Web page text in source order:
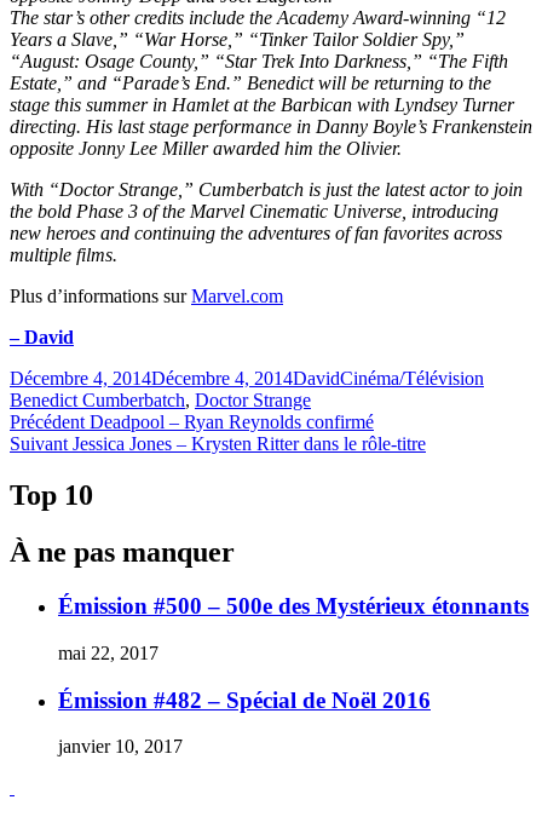
The star’s other credits include the Academy Award-winning “12
Years a Slave,” “War Horse,” “Tinker Tailor Soldier Spy,”
“August: Osage County,” “Star Trek Into Darkness,” “The Fifth
Estate,” and “Parade’s End.” Benedict will be returning to the
stage this summer in Hamlet at the Barbican with Lyndsey Turner
directing. His last stage performance in Danny Boyle’s Frankenstein
opposite Jonny Lee Miller awarded him the Olivier.
With “Doctor Strange,” Cumberbatch is just the latest actor to join
the bold Phase 3 of the Marvel Cinematic Universe, introducing
new heroes and continuing the adventures of fan favorites across
multiple films.
Plus d’informations surMarvel.com
– David
Publié
le
Décembre 4, 2014Décembre 4, 2014DavidCatégories
Cinéma/Télévision
Benedict Cumberbatch, Doctor Strange
Navigation
de
l'article
Précédent Article
précédent :
Deadpool – Ryan Reynolds confirmé
Suivant Article
Jessica Jones – Krysten Ritter dans le rôle-titre
Top 10
À ne pas manquer
Émission #500 – 500e des Mystérieux étonnants
mai 22, 2017
Émission #482 – Spécial de Noël 2016
janvier 10, 2017